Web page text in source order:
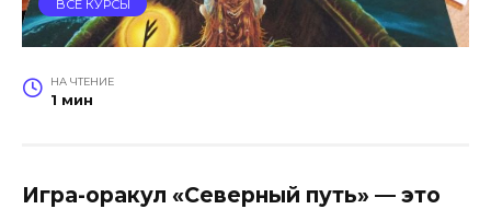
ВСЕ КУРСЫ
НА ЧТЕНИЕ
1 мин
Игра-оракул «Северный путь» — это